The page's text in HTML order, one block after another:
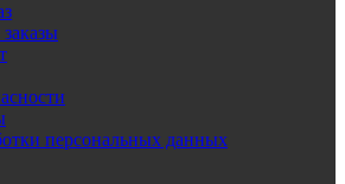
персональных данных